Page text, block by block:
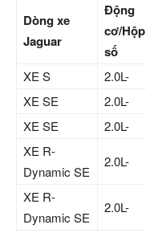
Dòng xe
Jaguar
Động
cơ/Hộp
số
XE S 2.0L-
XE SE
2.0L-
XE SE
2.0L-
XE R-
Dynamic SE
2.0L-
XE R-
Dynamic SE
2.0L-